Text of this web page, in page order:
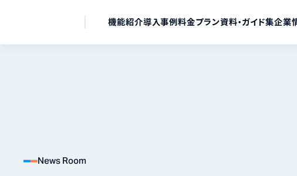
機能紹介導入事例料金プラン資料・ガイド集企業
News Room